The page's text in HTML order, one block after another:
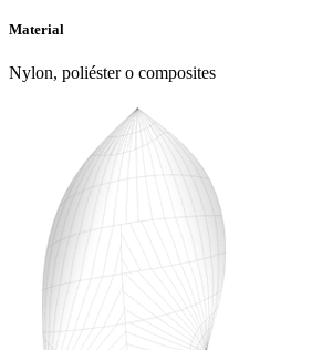
Material
Nylon, poliéster o composites